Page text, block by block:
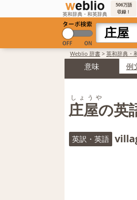
英和辞典・和英辞典
506万語
収録！
Weblio 辞書 > 英和辞典・
意味 例
庄屋の英
しょうや
英訳・英語